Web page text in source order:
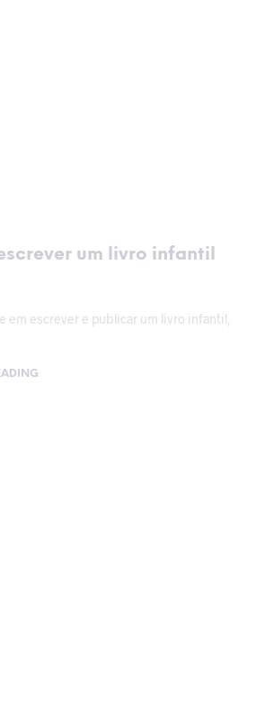
um livro infantil
em escrever e publicar um livro infantil,